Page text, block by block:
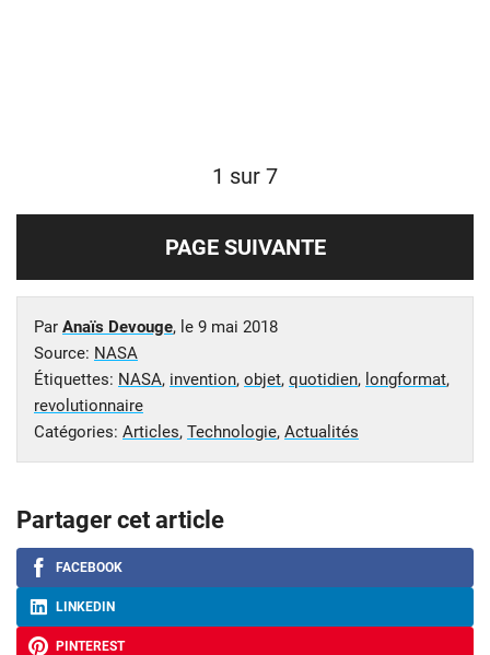
1 sur 7
PAGE SUIVANTE
Par Anaïs Devouge, le 9 mai 2018
Source: NASA
Étiquettes: NASA, invention, objet, quotidien, longformat,
revolutionnaire
Catégories: Articles, Technologie, Actualités
Partager cet article
FACEBOOK
LINKEDIN
PINTEREST